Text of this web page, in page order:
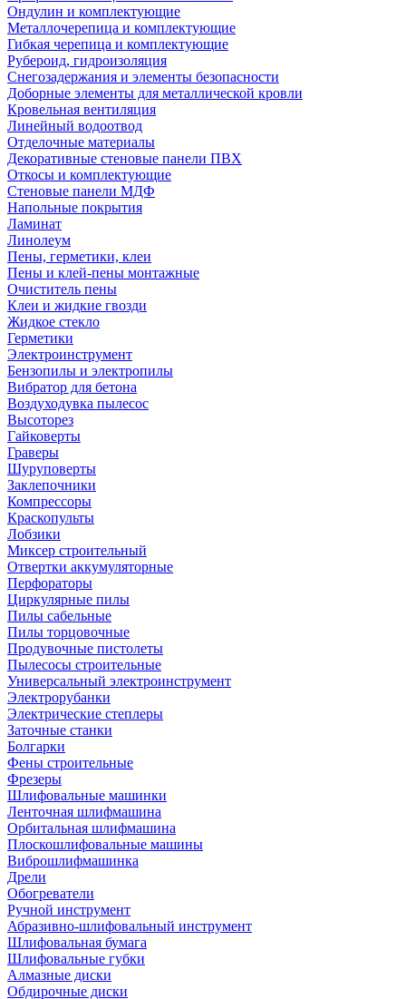
Ондулин и комплектующие
Металлочерепица и комплектующие
Гибкая черепица и комплектующие
Рубероид, гидроизоляция
Снегозадержания и элементы безопасности
Доборные элементы для металлической кровли
Кровельная вентиляция
Линейный водоотвод
Отделочные материалы
Декоративные стеновые панели ПВХ
Откосы и комплектующие
Стеновые панели МДФ
Напольные покрытия
Ламинат
Линолеум
Пены, герметики, клеи
Пены и клей-пены монтажные
Очиститель пены
Клеи и жидкие гвозди
Жидкое стекло
Герметики
Электроинструмент
Бензопилы и электропилы
Вибратор для бетона
Воздуходувка пылесос
Высоторез
Гайковерты
Граверы
Шуруповерты
Заклепочники
Компрессоры
Краскопульты
Лобзики
Миксер строительный
Отвертки аккумуляторные
Перфораторы
Циркулярные пилы
Пилы сабельные
Пилы торцовочные
Продувочные пистолеты
Пылесосы строительные
Универсальный электроинструмент
Электрорубанки
Электрические степлеры
Заточные станки
Болгарки
Фены строительные
Фрезеры
Шлифовальные машинки
Ленточная шлифмашина
Орбитальная шлифмашина
Плоскошлифовальные машины
Виброшлифмашинка
Дрели
Обогреватели
Ручной инструмент
Абразивно-шлифовальный инструмент
Шлифовальная бумага
Шлифовальные губки
Алмазные диски
Обдирочные диски